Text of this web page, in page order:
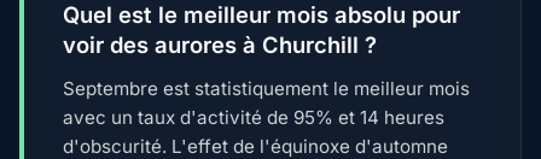
Quel est le meilleur mois absolu pour
voir des aurores à Churchill ?
Septembre est statistiquement le meilleur mois
avec un taux d'activité de 95% et 14 heures
d'obscurité. L'effet de l'équinoxe d'automne